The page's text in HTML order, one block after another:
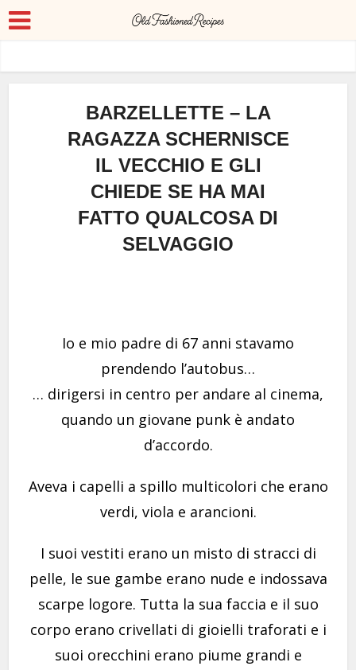
BARZELLETTE – LA
RAGAZZA SCHERNISCE
IL VECCHIO E GLI
CHIEDE SE HA MAI
FATTO QUALCOSA DI
SELVAGGIO
Io e mio padre di 67 anni stavamo
prendendo l’autobus…
… dirigersi in centro per andare al cinema,
quando un giovane punk è andato
d’accordo.
Aveva i capelli a spillo multicolori che erano
verdi, viola e arancioni.
I suoi vestiti erano un misto di stracci di
pelle, le sue gambe erano nude e indossava
scarpe logore. Tutta la sua faccia e il suo
corpo erano crivellati di gioielli traforati e i
suoi orecchini erano piume grandi e